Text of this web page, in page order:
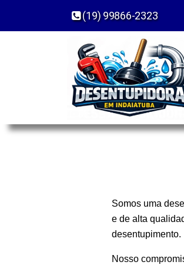
(19) 99866-2323
Somos uma
e de alta
desentupimento.
Nosso